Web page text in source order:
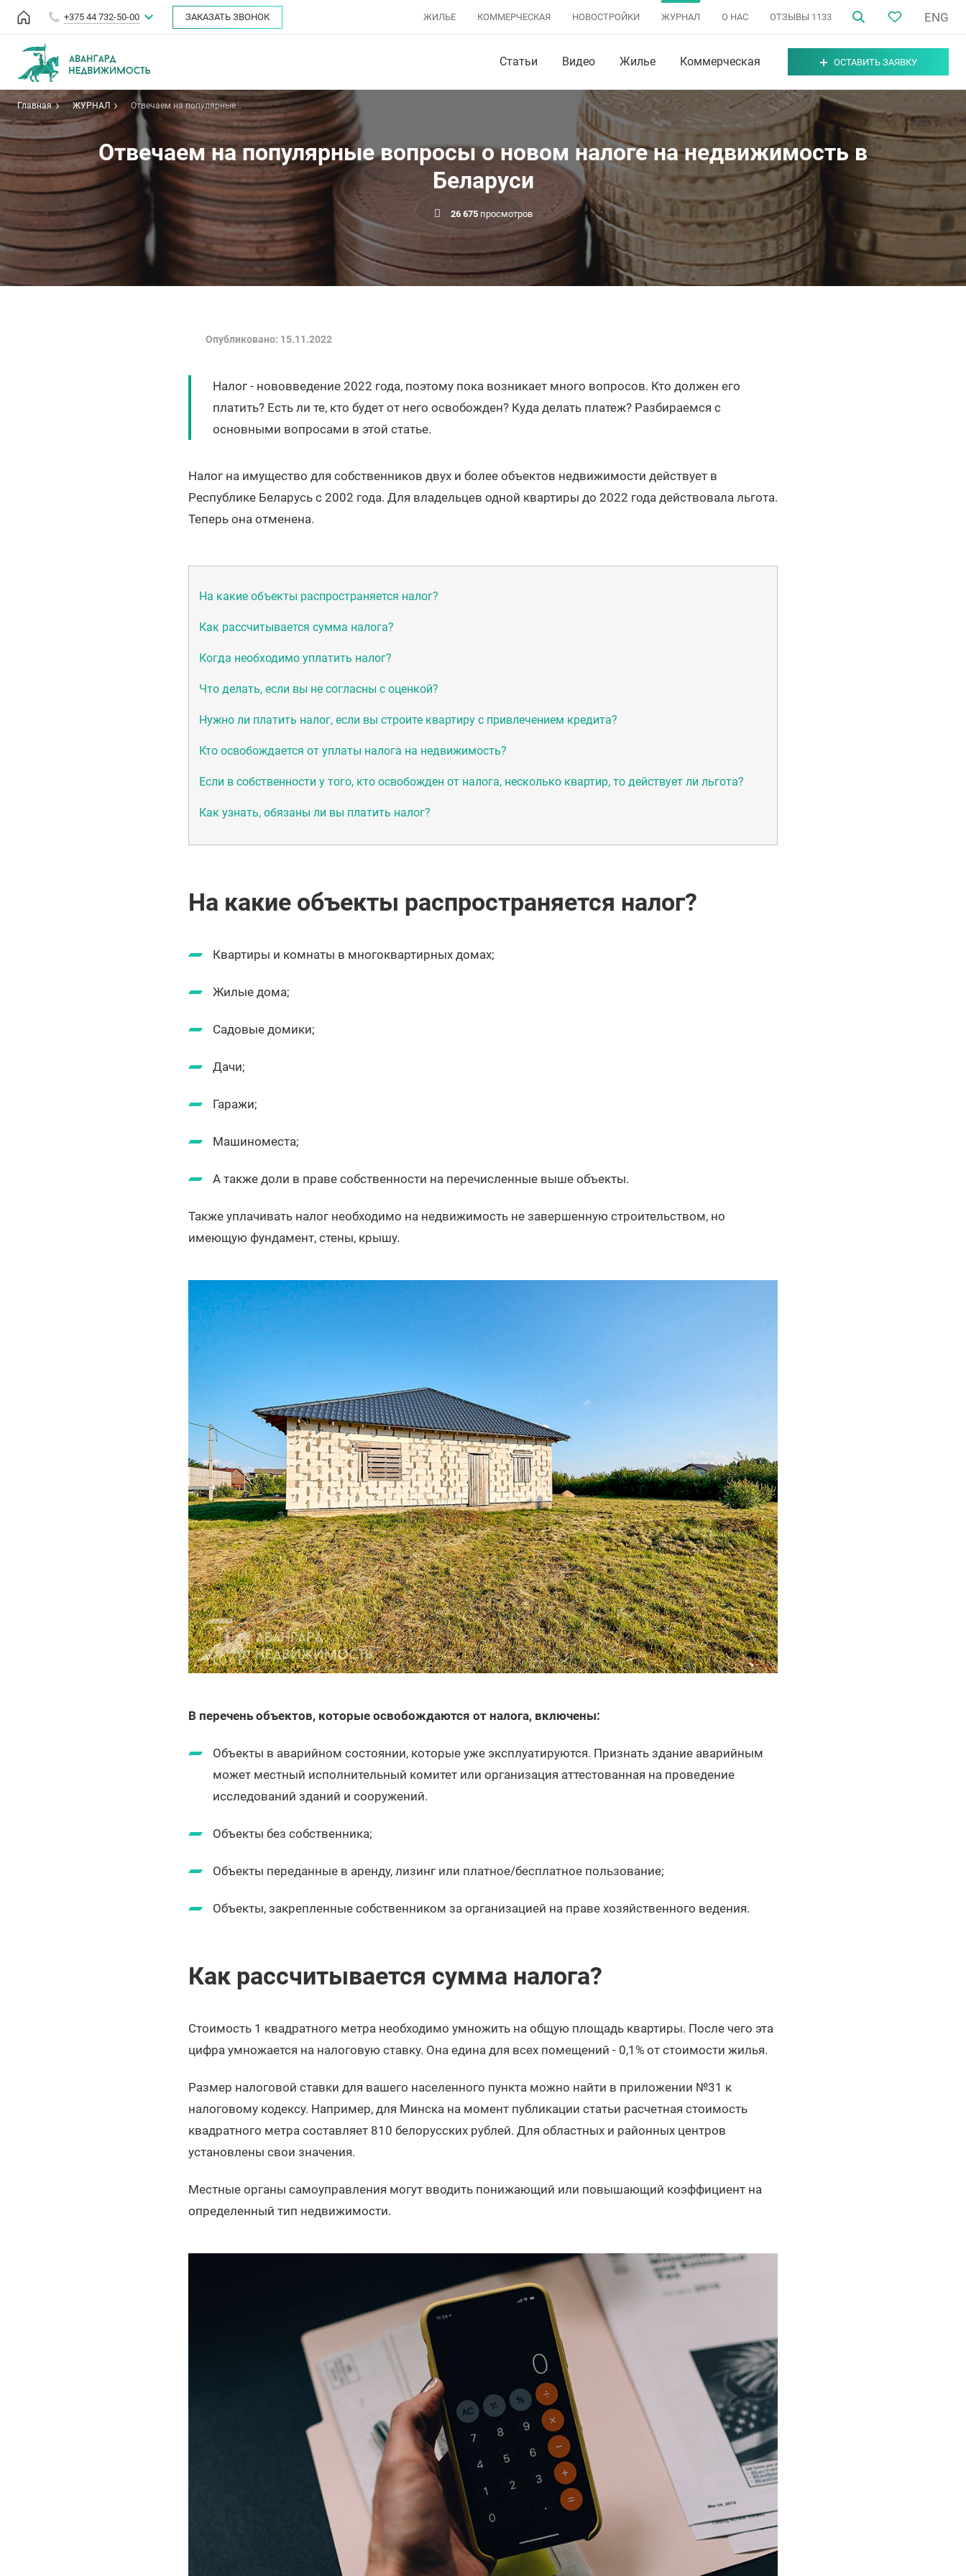
+375 44 732-50-00 ЗАКАЗАТЬ ЗВОНОК ЖИЛЬЕ КОММЕРЧЕСКАЯ НОВОСТРОЙКИ ЖУРНАЛ О НАС ОТЗЫВЫ 1133 ENG
Статьи Видео Жилье Коммерческая ОСТАВИТЬ ЗАЯВКУ
Главная ЖУРНАЛ
Отвечаем на популярные
вопросы о новом налоге на
недвижимость в Беларуси
Отвечаем на популярные вопросы о новом налоге на недвижимость в
Беларуси
26 675просмотров
Опубликовано: 15.11.2022
Налог - нововведение 2022 года, поэтому пока возникает много вопросов. Кто должен его
платить? Есть ли те, кто будет от него освобожден? Куда делать платеж? Разбираемся с
основными вопросами в этой статье.
Налог на имущество для собственников двух и более объектов недвижимости действует в
Республике Беларусь с 2002 года. Для владельцев одной квартиры до 2022 года действовала льгота.
Теперь она отменена.
На какие объекты распространяется налог?
Как рассчитывается сумма налога?
Когда необходимо уплатить налог?
Что делать, если вы не согласны с оценкой?
Нужно ли платить налог, если вы строите квартиру с привлечением кредита?
Кто освобождается от уплаты налога на недвижимость?
Если в собственности у того, кто освобожден от налога, несколько квартир, то действует ли льгота?
Как узнать, обязаны ли вы платить налог?
На какие объекты распространяется налог?
Квартиры и комнаты в многоквартирных домах;
Жилые дома;
Садовые домики;
Дачи;
Гаражи;
Машиноместа;
А также доли в праве собственности на перечисленные выше объекты.
Также уплачивать налог необходимо на недвижимость не завершенную строительством, но
имеющую фундамент, стены, крышу.
В перечень объектов, которые освобождаются от налога, включены:
Объекты в аварийном состоянии, которые уже эксплуатируются. Признать здание аварийным
может местный исполнительный комитет или организация аттестованная на проведение
исследований зданий и сооружений.
Объекты без собственника;
Объекты переданные в аренду, лизинг или платное/бесплатное пользование;
Объекты, закрепленные собственником за организацией на праве хозяйственного ведения.
Как рассчитывается сумма налога?
Стоимость 1 квадратного метра необходимо умножить на общую площадь квартиры. После чего эта
цифра умножается на налоговую ставку. Она едина для всех помещений - 0,1% от стоимости жилья.
Размер налоговой ставки для вашего населенного пункта можно найти в приложении №31 к
налоговому кодексу. Например, для Минска на момент публикации статьи расчетная стоимость
квадратного метра составляет 810 белорусских рублей. Для областных и районных центров
установлены свои значения.
Местные органы самоуправления могут вводить понижающий или повышающий коэффициент на
определенный тип недвижимости.